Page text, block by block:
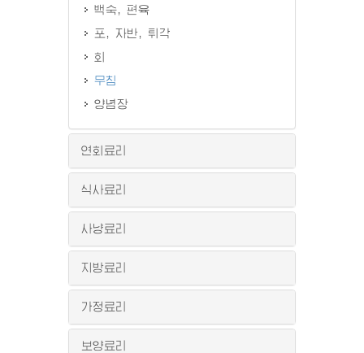
백숙, 편육
포, 자반, 튀각
회
무침
양념장
연회료리
식사료리
사냥료리
지방료리
가정료리
보양료리